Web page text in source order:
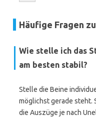
Häufige Fragen
Wie stelle ich das
am besten stabil?
Stelle die Beine
möglichst gerade steht.
die Auszüge je nach